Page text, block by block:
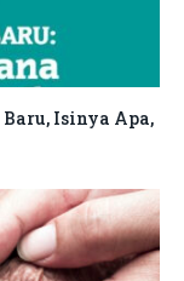
Isinya Apa,